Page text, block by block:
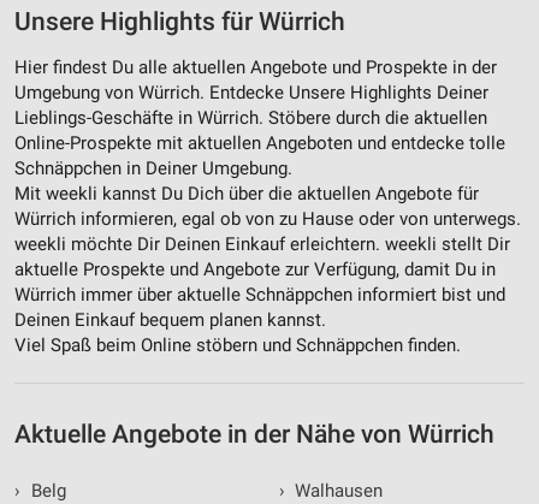
Unsere Highlights für Würrich
Hier findest Du alle aktuellen Angebote und Prospekte in der
Umgebung von Würrich. Entdecke Unsere Highlights Deiner
Lieblings-Geschäfte in Würrich. Stöbere durch die aktuellen
Online-Prospekte mit aktuellen Angeboten und entdecke tolle
Schnäppchen in Deiner Umgebung.
Mit weekli kannst Du Dich über die aktuellen Angebote für
Würrich informieren, egal ob von zu Hause oder von unterwegs.
weekli möchte Dir Deinen Einkauf erleichtern. weekli stellt Dir
aktuelle Prospekte und Angebote zur Verfügung, damit Du in
Würrich immer über aktuelle Schnäppchen informiert bist und
Deinen Einkauf bequem planen kannst.
Viel Spaß beim Online stöbern und Schnäppchen finden.
Aktuelle Angebote in der Nähe von Würrich
›
Belg
› Walhausen
IAB-Verarbeitungszwecke:
auf einem Endgerät
Verwendung reduzierter Daten zur Auswahl von
Werbeanzeigen
Erstellung von Profilen für personalisierte
Werbung
Verwendung von Profilen zur Auswahl
personalisierter Werbung
Erstellung von Profilen zur Personalisierung
von Inhalten
personalisierter Inhalte